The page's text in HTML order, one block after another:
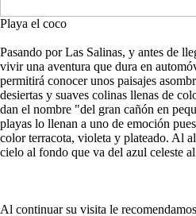
Playa el coco
Pasando por Las Salinas, y antes de
vivir una aventura que dura en
permitirá conocer unos paisajes
desiertas y suaves colinas llenas de
dan el nombre "del gran cañón en
playas lo llenan a uno de emoción
color terracota, violeta y plateado. Al
cielo al fondo que va del azul celeste
Al continuar su visita le